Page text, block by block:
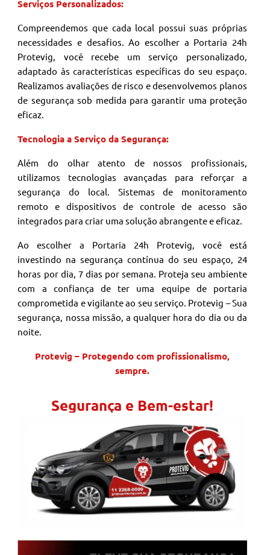
Serviços Personalizados:
Compreendemos que cada local possui suas próprias
necessidades e desafios. Ao escolher a Portaria 24h
Protevig, você recebe um serviço personalizado,
adaptado às características específicas do seu espaço.
Realizamos avaliações de risco e desenvolvemos planos
de segurança sob medida para garantir uma proteção
eficaz.
Tecnologia a Serviço da Segurança:
Além do olhar atento de nossos profissionais,
utilizamos tecnologias avançadas para reforçar a
segurança do local. Sistemas de monitoramento
remoto e dispositivos de controle de acesso são
integrados para criar uma solução abrangente e eficaz.
Ao escolher a Portaria 24h Protevig, você está
investindo na segurança contínua do seu espaço, 24
horas por dia, 7 dias por semana. Proteja seu ambiente
com a confiança de ter uma equipe de portaria
comprometida e vigilante ao seu serviço. Protevig – Sua
segurança, nossa missão, a qualquer hora do dia ou da
noite.
Protevig – Protegendo com profissionalismo,
sempre.
Segurança e Bem-estar!